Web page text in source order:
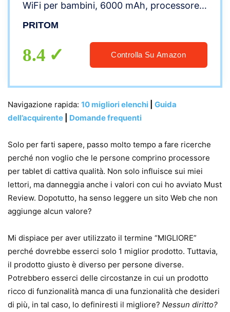
WiFi per bambini, 6000 mAh, processore
Quad Core, 32GB ROM, schermo IPS HD,
PRITOM
8.4 Controlla Su Amazon
Navigazione rapida: 10 migliori elenchi
Guida
dell’acquirente
Domande frequenti
Solo per farti sapere, passo molto tempo a fare ricerche
perché non voglio che le persone comprino processore
per tablet di cattiva qualità. Non solo influisce sui miei
lettori, ma danneggia anche i valori con cui ho avviato Must
Review. Dopotutto, ha senso leggere un sito Web che non
aggiunge alcun valore?
Mi dispiace per aver utilizzato il termine “MIGLIORE”
perché dovrebbe esserci solo 1 miglior prodotto. Tuttavia,
il prodotto giusto è diverso per persone diverse.
Potrebbero esserci delle circostanze in cui un prodotto
ricco di funzionalità manca di una funzionalità che desideri
di più, in tal caso, lo definiresti il ​​migliore? Nessun diritto?